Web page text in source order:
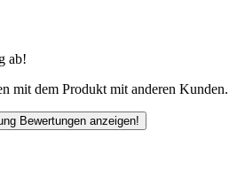
ab!
mit dem Produkt mit anderen Kunden.
Bewertungen anzeigen!